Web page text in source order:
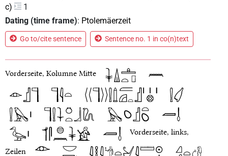
c)
1
Dating (time frame): Ptolemäerzeit
Go to/cite sentence Sentence no. 1 in co(n)text
Vorderseite, Kolumne Mitte
Vorderseite, links,
Zeilen